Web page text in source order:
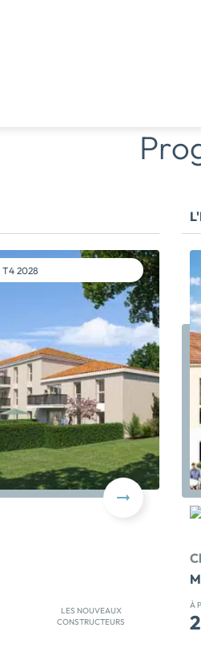
T4 2028
LES NOUVEAUX
CONSTRUCTEURS
À